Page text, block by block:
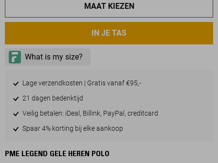
MAAT KIEZEN
IN JE TAS
Lage verzendkosten | Gratis vanaf €95,-
21 dagen bedenktijd
Veilig betalen: iDeal, Billink, PayPal, creditcard
Spaar 4% korting bij elke aankoop
PME LEGEND GELE HEREN POLO